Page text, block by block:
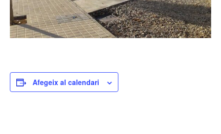
Afegeix al calendari